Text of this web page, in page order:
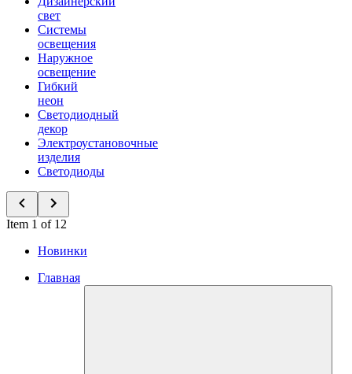
свет
Системы
освещения
Наружное
освещение
Гибкий
неон
Светодиодный
декор
Электроустановочные
изделия
Светодиоды
Item 1 of 12
Новинки
Главная